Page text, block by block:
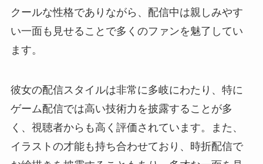
クールな性格でありながら、配信中は親しみやす
い一面も見せることで多くのファンを魅了してい
ます。
彼女の配信スタイルは非常に多岐にわたり、特に
ゲーム配信では高い技術力を披露することが多
く、視聴者からも高く評価されています。また、
イラストの才能も持ち合わせており、時折配信で